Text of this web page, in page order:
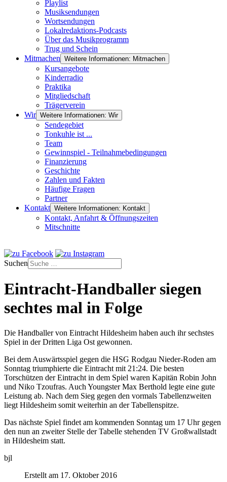
Playlist
Musiksendungen
Wortsendungen
Lokalredaktions-Podcasts
Über das Musikprogramm
Trug und Schein
Mitmachen Weitere Informationen: Mitmachen
Kursangebote
Kinderradio
Praktika
Mitgliedschaft
Trägerverein
Wir Weitere Informationen: Wir
Sendegebiet
Tonkuhle ist ...
Team
Gewinnspiel - Teilnahmebedingungen
Finanzierung
Geschichte
Zahlen und Fakten
Häufige Fragen
Partner
Kontakt Weitere Informationen: Kontakt
Kontakt, Anfahrt & Öffnungszeiten
Mitschnitte
Suchen
Eintracht-Handballer siegen
sechtes mal in Folge
Die Handballer von Eintracht Hildesheim haben auch ihr sechstes
Spiel in der Dritten Liga Ost gewonnen.
Bei dem Auswärtsspiel gegen die HSG Rodgau Nieder-Roden am
Sonntag triumphierte die Eintracht mit 21:24. Die besten
Torschützen der Eintracht in dem Spiel waren Kapitän Robin John
und Niko Tzoufras. Auch Youngster Max Berthold legte eine gute
Leistung ab. Nach dem Sieg gegen den vormals Tabellenzweiten
liegt Hildesheim somit weiterhin an der Tabellenspitze.
Das nächste Spiel findet am kommenden Sonntag um 17 Uhr gegen
den nun an zweiter Stelle der Tabelle stehenden TV Großwallstadt
in Hildesheim statt.
bjl
Erstellt am 17. Oktober 2016